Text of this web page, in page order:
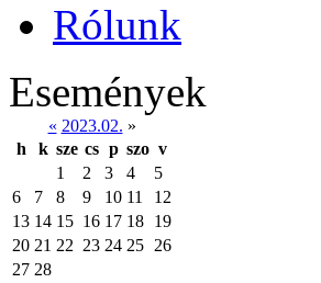
Rólunk
Események
« 2023.02. »
h
k sze cs p szo v
1
2 3 4
5
6
7 8 9 10 11
12
13 14 15 16 17 18 19
20 21 22 23 24 25 26
27 28